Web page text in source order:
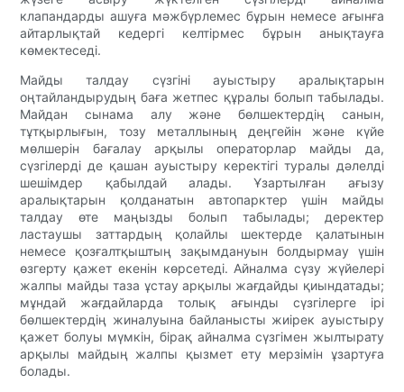
клапандарды ашуға мәжбүрлемес бұрын немесе ағынға
айтарлықтай кедергі келтірмес бұрын анықтауға
көмектеседі.
Майды талдау сүзгіні ауыстыру аралықтарын
оңтайландырудың баға жетпес құралы болып табылады.
Майдан сынама алу және бөлшектердің санын,
тұтқырлығын, тозу металлының деңгейін және күйе
мөлшерін бағалау арқылы операторлар майды да,
сүзгілерді де қашан ауыстыру керектігі туралы дәлелді
шешімдер қабылдай алады. Ұзартылған ағызу
аралықтарын қолданатын автопарктер үшін майды
талдау өте маңызды болып табылады; деректер
ластаушы заттардың қолайлы шектерде қалатынын
немесе қозғалтқыштың зақымдануын болдырмау үшін
өзгерту қажет екенін көрсетеді. Айналма сүзу жүйелері
жалпы майды таза ұстау арқылы жағдайды қиындатады;
мұндай жағдайларда толық ағынды сүзгілерге ірі
бөлшектердің жиналуына байланысты жиірек ауыстыру
қажет болуы мүмкін, бірақ айналма сүзгімен жылтырату
арқылы майдың жалпы қызмет ету мерзімін ұзартуға
болады.